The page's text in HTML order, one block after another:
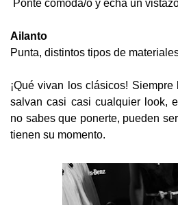
Ponte cómoda/o y echa un
Ailanto
Punta, distintos tipos de
¡Qué vivan los clásicos!
salvan casi casi cualquier look,
no sabes que ponerte, pueden
tienen su momento.